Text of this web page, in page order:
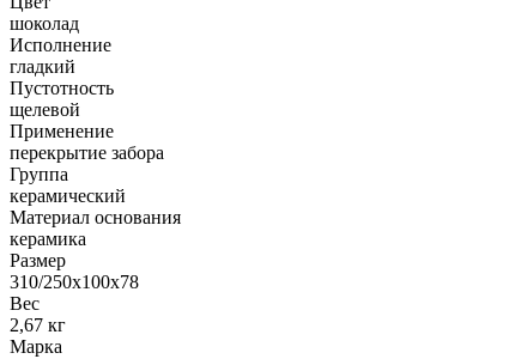
шоколад
Исполнение
гладкий
Пустотность
щелевой
Применение
перекрытие забора
Группа
керамический
Материал основания
керамика
Размер
310/250х100х78
Вес
2,67 кг
Марка